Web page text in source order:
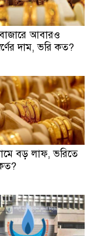
আবারও
দাম, ভরি কত?
দামে বড় লাফ, ভরিতে